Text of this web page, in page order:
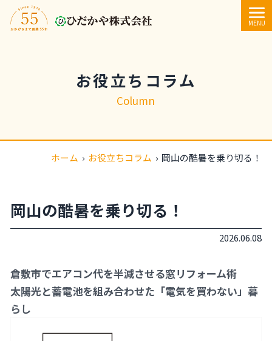
内容をスキップ
MENU
お役立ちコラム
Column
ホーム › お役立ちコラム › 岡山の酷暑を乗り切る！
岡山の酷暑を乗り切る！
2026.06.08
倉敷市でエアコン代を半減させる窓リフォーム術
太陽光と蓄電池を組み合わせた「電気を買わない」暮
らし